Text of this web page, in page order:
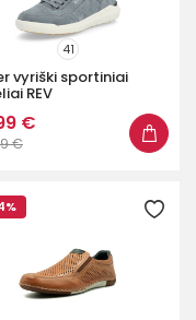
41
vyriški sportiniai
REV
€
€